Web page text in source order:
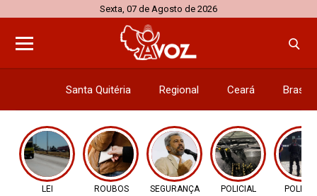
Sexta, 07 de Agosto de 2026
Santa Quitéria Regional Ceará Brasil
LEI ROUBOS SEGURANÇA POLICIAL